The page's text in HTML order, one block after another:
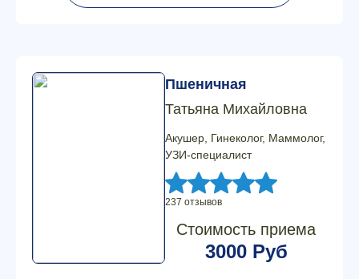
Пшеничная
Татьяна Михайловна
Акушер, Гинеколог, Маммолог,
УЗИ-специалист
237 отзывов
Стоимость приема
3000 Руб